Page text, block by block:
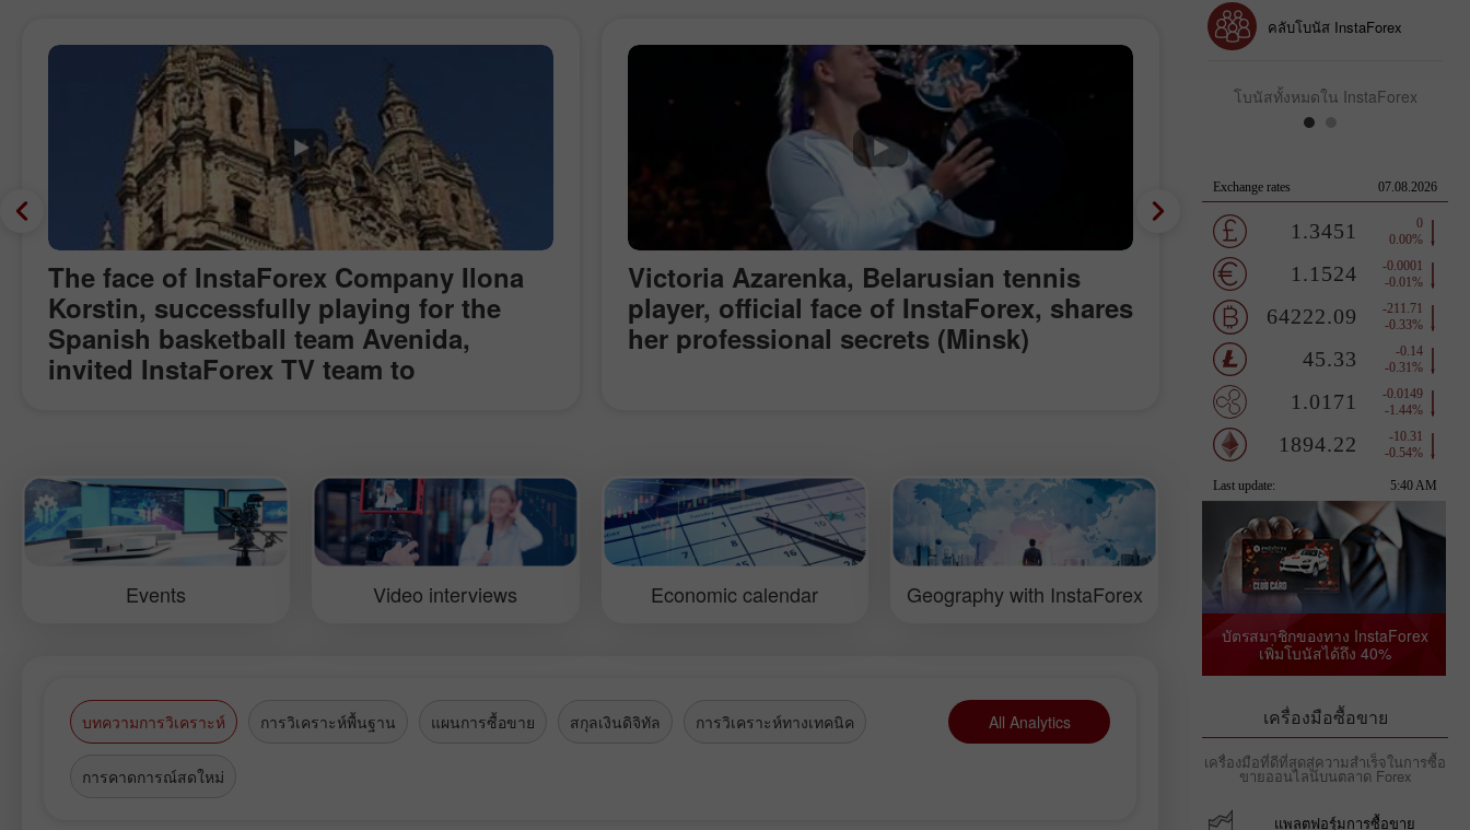
The face of InstaForex Company Ilona
Korstin, successfully playing for the
Spanish basketball team Avenida,
invited InstaForex TV team to
won, the journalists visited the places
of interest in Salamanca: the oldest
European University - in olden times
such persons as Cervantes,
Calderуn and Lope de Vega were
of Spanish Renaissance.
Victoria Azarenka, Belarusian tennis
player, official face of InstaForex, shares
her professional secrets (Minsk)
Events Video interviews Economic calendar Geography with InstaForex
บทความการวิเคราะห์ การวิเคราะห์พื้นฐาน แผนการซื้อขาย สกุลเงินดิจิทัล การวิเคราะห์ทางเทคนิค
การคาดการณ์สดใหม่
All Analytics
โบนัสทั้งหมดใน InstaForex
บัตรสมาชิกของทาง InstaForex
เพิ่มโบนัสได้ถึง 40%
เครื่องมือซื้อขาย
เครื่องมือที่ดีที่สุดสู่ความสำเร็จในการซื้อ
ขายออนไลน์บนตลาด Forex
แพลตฟอรฺ์มการซื้อขาย